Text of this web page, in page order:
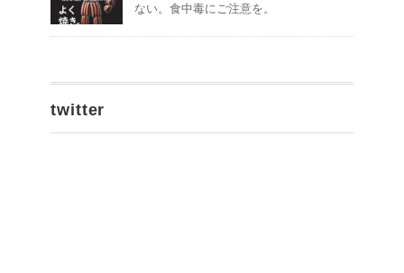
ない。食中毒にご注意を。
twitter